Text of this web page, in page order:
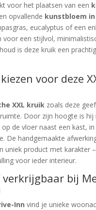
voor het plaatsen van een
opvallende kunstbloem
eucalyptus of een
voor een stijlvol,
is deze kruik een prachtig
voor deze
XXL kruikzoals deze
Door zijn hoogte is hij
de vloer naast een kast,
De handgemaakte
uniek product met karakter
voor ieder interieur.
verkrijgbaar bij
Inn vind je unieke